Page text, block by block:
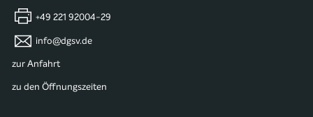
+49 221 92004-29
info@dgsv.de
zur Anfahrt
zu den Öffnungszeiten